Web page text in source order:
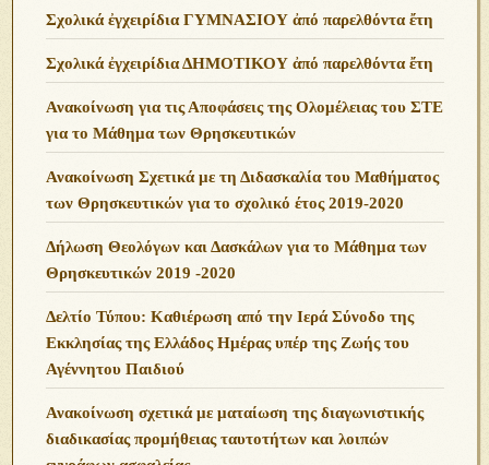
Σχολικά ἐγχειρίδια ΓΥΜΝΑΣΙΟΥ ἀπό παρελθόντα ἔτη
Σχολικά ἐγχειρίδια ΔΗΜΟΤΙΚΟΥ ἀπό παρελθόντα ἔτη
Ανακοίνωση για τις Αποφάσεις της Ολομέλειας του ΣΤΕ
για το Μάθημα των Θρησκευτικών
Ανακοίνωση Σχετικά με τη Διδασκαλία του Μαθήματος
των Θρησκευτικών για το σχολικό έτος 2019-2020
Δήλωση Θεολόγων και Δασκάλων για το Μάθημα των
Θρησκευτικών 2019 -2020
Δελτίο Τύπου: Καθιέρωση από την Ιερά Σύνοδο της
Εκκλησίας της Ελλάδος Ημέρας υπέρ της Ζωής του
Αγέννητου Παιδιού
Ανακοίνωση σχετικά με ματαίωση της διαγωνιστικής
διαδικασίας προμήθειας ταυτοτήτων και λοιπών